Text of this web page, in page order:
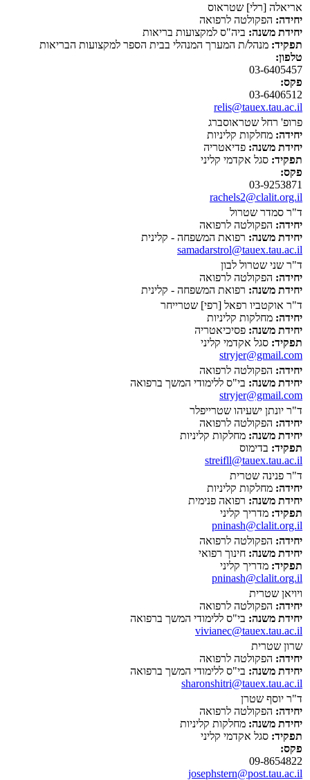
אריאלה [רלי] שטראוס
יחידה: הפקולטה לרפואה
יחידת משנה: ביה"ס למקצועות בריאות
תפקיד: מנהל/ת המערך המנהלי בבית הספר למקצועות הבריאות
טלפון:
03-6405457
פקס:
03-6406512
relis@tauex.tau.ac.il
פרופ' רחל שטראוסברג
יחידה: מחלקות קליניות
יחידת משנה: פדיאטריה
תפקיד: סגל אקדמי קליני
פקס:
03-9253871
rachels2@clalit.org.il
ד"ר סמדר שטרול
יחידה: הפקולטה לרפואה
יחידת משנה: רפואת המשפחה - קלינית
samadarstrol@tauex.tau.ac.il
ד"ר שני שטרול לבון
יחידה: הפקולטה לרפואה
יחידת משנה: רפואת המשפחה - קלינית
ד"ר אוקטביו רפאל [רפי] שטרייחר
יחידה: מחלקות קליניות
יחידת משנה: פסיכיאטריה
תפקיד: סגל אקדמי קליני
stryjer@gmail.com
יחידה: הפקולטה לרפואה
יחידת משנה: בי"ס ללימודי המשך ברפואה
stryjer@gmail.com
ד"ר יונתן ישעיהו שטרייפלר
יחידה: הפקולטה לרפואה
יחידת משנה: מחלקות קליניות
תפקיד: בדימוס
streifll@tauex.tau.ac.il
ד"ר פנינה שטרית
יחידה: מחלקות קליניות
יחידת משנה: רפואה פנימית
תפקיד: מדריך קליני
pninash@clalit.org.il
יחידה: הפקולטה לרפואה
יחידת משנה: חינוך רפואי
תפקיד: מדריך קליני
pninash@clalit.org.il
ויויאן שטרית
יחידה: הפקולטה לרפואה
יחידת משנה: בי"ס ללימודי המשך ברפואה
vivianec@tauex.tau.ac.il
שרון שטרית
יחידה: הפקולטה לרפואה
יחידת משנה: בי"ס ללימודי המשך ברפואה
sharonshitri@tauex.tau.ac.il
ד"ר יוסף שטרן
יחידה: הפקולטה לרפואה
יחידת משנה: מחלקות קליניות
תפקיד: סגל אקדמי קליני
פקס:
09-8654822
josephstern@post.tau.ac.il